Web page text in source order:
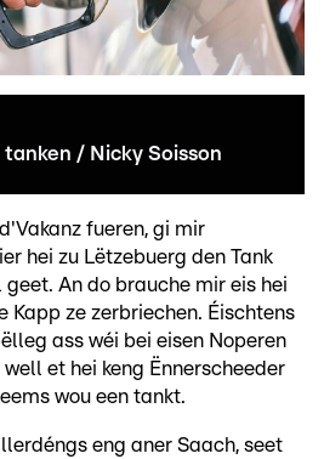
/ Nicky Soisson
fueren, gi mir
hei zu Lëtzebuerg den Tank
An do brauche mir eis hei
Kapp ze zerbriechen. Éischtens
ass wéi bei eisen Noperen
et hei keng Ënnerscheeder
wou een tankt.
eng aner Saach, seet